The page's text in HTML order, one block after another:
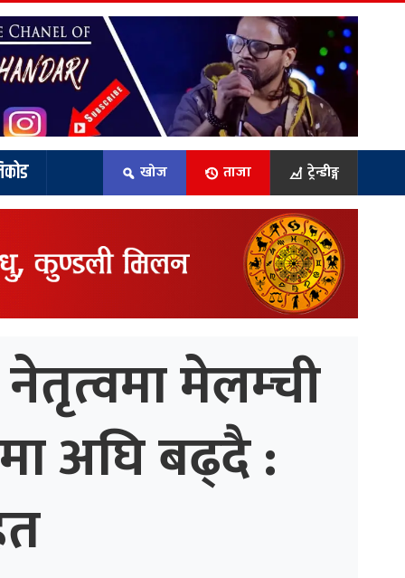
खोज ताजा ट्रेन्डीङ्ग
मेलम्ची
अघि बढ्दै :